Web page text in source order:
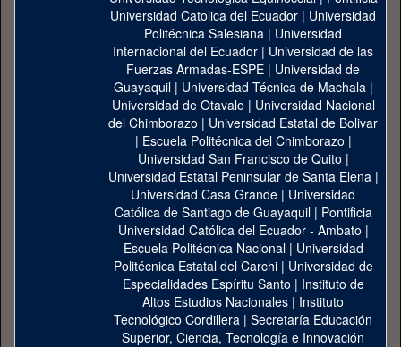
Universidad Catolica del Ecuador | Universidad
Politécnica Salesiana | Universidad
Internacional del Ecuador | Universidad de las
Fuerzas Armadas-ESPE | Universidad de
Guayaquil| Universidad Técnica de Machala|
Universidad de Otavalo | Universidad Nacional
del Chimborazo | Universidad Estatal de Bolivar
| Escuela Politécnica del Chimborazo |
Universidad San Francisco de Quito |
Universidad Estatal Peninsular de Santa Elena|
Universidad Casa Grande | Universidad
Católica de Santiago de Guayaquil| Pontificia
Universidad Católica del Ecuador - Ambato |
Escuela Politécnica Nacional| Universidad
Politécnica Estatal del Carchi| Universidad de
Especialidades Espíritu Santo | Instituto de
Altos Estudios Nacionales | Instituto
Tecnológico Cordillera | Secretaría Educación
Superior, Ciencia, Tecnología e Innovación